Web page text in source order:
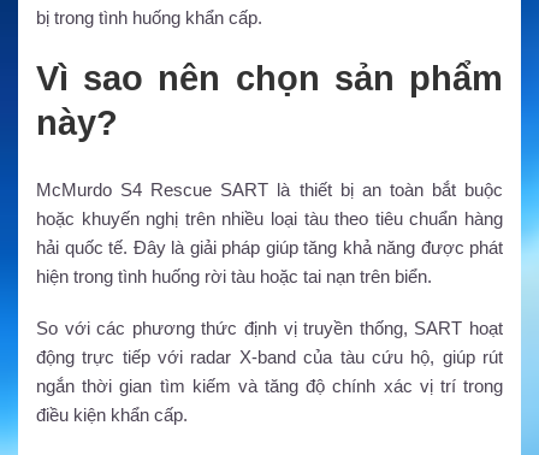
bị trong tình huống khẩn cấp.
Vì sao nên chọn sản phẩm
này?
McMurdo S4 Rescue SART là thiết bị an toàn bắt buộc
hoặc khuyến nghị trên nhiều loại tàu theo tiêu chuẩn hàng
hải quốc tế. Đây là giải pháp giúp tăng khả năng được phát
hiện trong tình huống rời tàu hoặc tai nạn trên biển.
So với các phương thức định vị truyền thống, SART hoạt
động trực tiếp với radar X-band của tàu cứu hộ, giúp rút
ngắn thời gian tìm kiếm và tăng độ chính xác vị trí trong
điều kiện khẩn cấp.